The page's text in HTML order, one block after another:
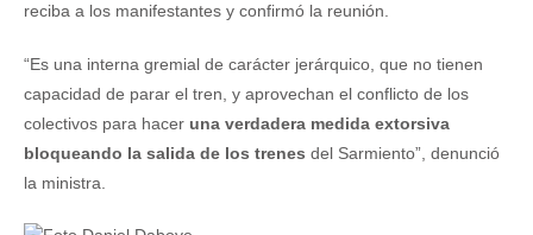
reciba a los manifestantes y confirmó la reunión.
“Es una interna gremial de carácter jerárquico, que no tienen
capacidad de parar el tren, y aprovechan el conflicto de los
colectivos para hacer una verdadera medida extorsiva
bloqueando la salida de los trenes del Sarmiento”, denunció
la ministra.